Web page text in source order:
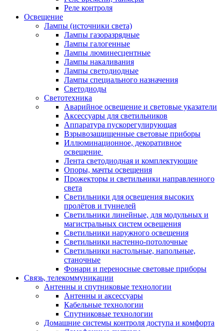
Реле контроля
Освещение
Лампы (источники света)
Лампы газоразрядные
Лампы галогенные
Лампы люминесцентные
Лампы накаливания
Лампы светодиодные
Лампы специального назначения
Светодиоды
Светотехника
Аварийное освещение и световые указатели
Аксессуары для светильников
Аппаратура пускорегулирующая
Взрывозащищенные световые приборы
Иллюминационное, декоративное
освещение
Лента светодиодная и комплектующие
Опоры, мачты освещения
Прожекторы и светильники направленного
света
Светильники для освещения высоких
пролётов и туннелей
Светильники линейные, для модульных и
магистральных систем освещения
Светильники наружного освещения
Светильники настенно-потолочные
Светильники настольные, напольные,
станочные
Фонари и переносные световые приборы
Связь, телекоммуникации
Антенны и спутниковые технологии
Антенны и аксессуары
Кабельные технологии
Спутниковые технологии
Домашние системы контроля доступа и комфорта